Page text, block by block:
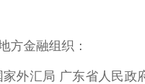
方金融组织：
外汇局 广东省人民政